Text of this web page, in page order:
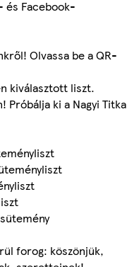
és Facebook-
Olvassa be a QR-
kiválasztott liszt.
ki a Nagyi Titka
forog: köszönjük,